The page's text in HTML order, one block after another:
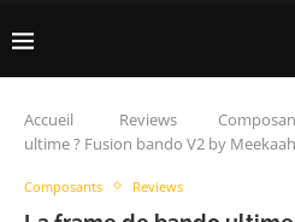
Accueil Reviews
ultime ? Fusion bando V2 by Meekaah
Composants Reviews